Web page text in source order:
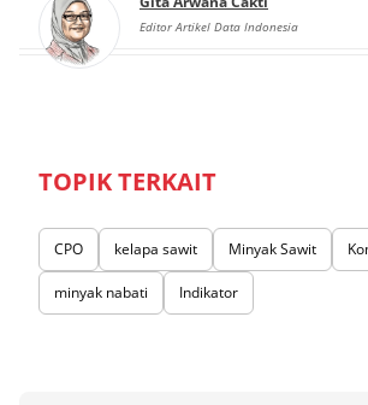
Editor Artikel Data Indonesia
TOPIK TERKAIT
CPO kelapa sawit Minyak Sawit
minyak nabati Indikator